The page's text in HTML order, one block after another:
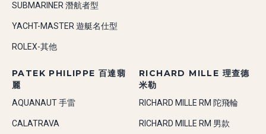
SUBMARINER 潛航者型
YACHT-MASTER 遊艇名仕型
ROLEX-其他
PATEK PHILIPPE 百達翡
麗
AQUANAUT 手雷
CALATRAVA
RICHARD MILLE 理查德
米勒
RICHARD MILLE RM 陀飛輪
RICHARD MILLE RM 男款